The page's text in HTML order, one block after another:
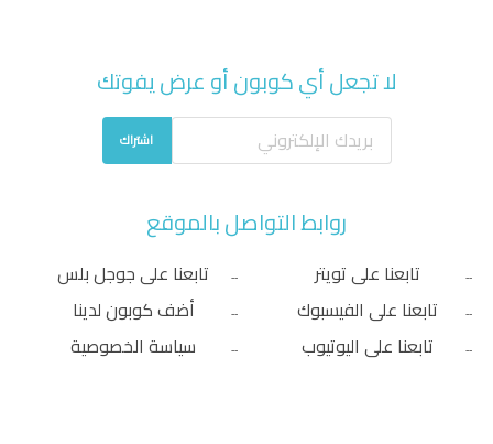
لا تجعل أي كوبون أو عرض يفوتك
اشتراك
روابط التواصل بالموقع
تابعنا على تويتر
تابعنا على الفيسبوك
تابعنا على اليوتيوب
تابعنا على جوجل بلس
أضف كوبون لدينا
سياسة الخصوصية